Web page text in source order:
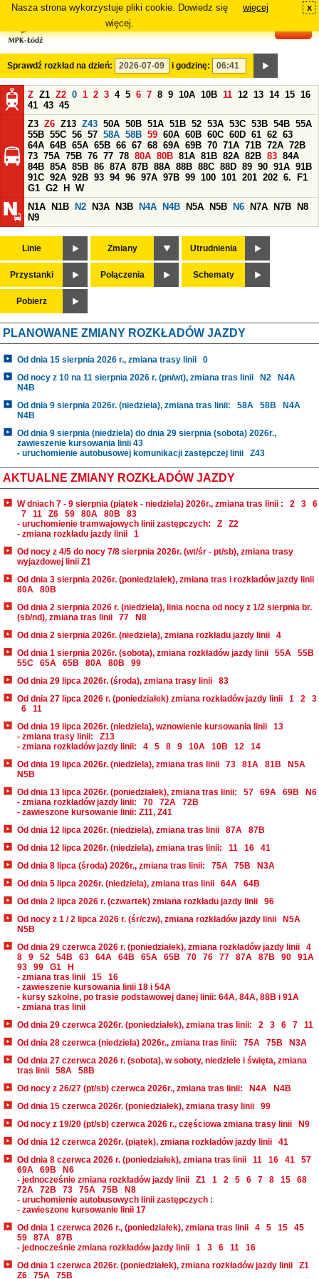
Nasza strona wykorzystuje pliki cookie. Dowiedz się
więcej.
więcej x
Sprawdź rozkład na dzień: i godzinę:
Z Z1 Z2 0 1 2 3 4 5 6 7 8 9 10A 10B 11 12 13 14 15 16
41 43 45
Z3 Z6 Z13 Z43 50A 50B 51A 51B 52 53A 53C 53B 54B 55A
55B 55C 56 57 58A 58B 59 60A 60B 60C 60D 61 62 63
64A 64B 65A 65B 66 67 68 69A 69B 70 71A 71B 72A 72B
73 75A 75B 76 77 78 80A 80B 81A 81B 82A 82B 83 84A
84B 85A 85B 86 87A 87B 88A 88B 88C 88D 89 90 91A 91B
91C 92A 92B 93 94 96 97A 97B 99 100 101 201 202 6.
F1
G1 G2 H
W
N1A
N1B N2 N3A N3B N4A N4B N5A N5B N6 N7A N7B
N8
N9
Linie Zmiany Utrudnienia
Przystanki Połączenia Schematy
Pobierz
PLANOWANE ZMIANY ROZKŁADÓW JAZDY
Od dnia 15 sierpnia 2026 r., zmiana trasy linii
0
Od nocy z 10 na 11 sierpnia 2026 r. (pn/wt), zmiana tras linii
N2
N4A
N4B
Od dnia 9 sierpnia 2026r. (niedziela), zmiana tras linii:
58A 58B
N4A
N4B
Od dnia 9 sierpnia (niedziela) do dnia 29 sierpnia (sobota) 2026r.,
zawieszenie kursowania linii 43
- uruchomienie autobusowej komunikacji zastępczej linii
Z43
AKTUALNE ZMIANY ROZKŁADÓW JAZDY
W dniach 7 - 9 sierpnia (piątek - niedziela) 2026r., zmiana tras linii : 2 3
6
7
11 Z6 59 80A 80B
83
- uruchomienie tramwajowych linii zastępczych:
Z
Z2
- zmiana rozkładu jazdy linii
1
Od nocy z 4/5 do nocy 7/8 sierpnia 2026r. (wt/śr - pt/sb), zmiana trasy
wyjazdowej linii Z1
Od dnia 3 sierpnia 2026r. (poniedziałek), zmiana tras i rozkładów jazdy linii
80A
80B
Od dnia 2 sierpnia 2026 r. (niedziela), linia nocna od nocy z 1/2 sierpnia br.
(sb/nd), zmiana tras linii
77
N8
Od dnia 2 sierpnia 2026r. (niedziela), zmiana rozkładu jazdy linii
4
Od dnia 1 sierpnia 2026r. (sobota), zmiana rozkładów jazdy linii
55A
55B
55C
65A 65B 80A 80B
99
Od dnia 29 lipca 2026r. (środa), zmiana trasy linii
83
Od dnia 27 lipca 2026 r. (poniedziałek) zmiana rozkładów jazdy linii
1 2
3
6
11
Od dnia 19 lipca 2026r. (niedziela), wznowienie kursowania linii
13
- zmiana trasy linii:
Z13
- zmiana rozkładów jazdy linii:
4 5 8 9 10A 10B 12
14
Od dnia 19 lipca 2026r. (niedziela), zmiana tras linii
73 81A 81B
N5A
N5B
Od dnia 13 lipca 2026r. (poniedziałek), zmiana tras linii:
57 69A 69B
N6
- zmiana rozkładów jazdy linii:
70 72A
72B
- zawieszone kursowanie linii: Z11, Z41
Od dnia 12 lipca 2026r. (niedziela), zmiana tras linii
87A
87B
Od dnia 12 lipca 2026r. (niedziela), zmiana tras linii:
11 16
41
Od dnia 8 lipca (środa) 2026r., zmiana tras linii:
75A 75B
N3A
Od dnia 5 lipca 2026r. (niedziela), zmiana tras linii
64A
64B
Od dnia 2 lipca 2026 r. (czwartek) zmiana rozkładu jazdy linii
96
Od nocy z 1 / 2 lipca 2026 r. (śr/czw), zmiana rozkładów jazdy linii
N5A
N5B
Od dnia 29 czerwca 2026 r. (poniedziałek), zmiana rozkładów jazdy linii
4
8
9 52 54B 63 64A 64B 65A 65B 70 76 77 87A 87B 90
91A
93
99 G1
H
- zmiana tras linii
15
16
- zawieszenie kursowania linii 18 i 54A
- kursy szkolne, po trasie podstawowej danej linii: 64A, 84A, 88B i 91A
- zmiana tras linii
Od dnia 29 czerwca 2026r. (poniedziałek), zmiana tras linii:
2 3 6 7
11
Od dnia 28 czerwca (niedziela) 2026r., zmiana tras linii:
75A 75B
N3A
Od dnia 27 czerwca 2026 r. (sobota), w soboty, niedziele i święta, zmiana
tras linii
58A
58B
Od nocy z 26/27 (pt/sb) czerwca 2026r., zmiana tras linii:
N4A
N4B
Od dnia 15 czerwca 2026r. (poniedziałek), zmiana trasy linii
99
Od nocy z 19/20 (pt/sb) czerwca 2026 r., częściowa zmiana trasy linii
N9
Od dnia 12 czerwca 2026r. (piątek), zmiana rozkładów jazdy linii
41
Od dnia 8 czerwca 2026 r. (poniedziałek), zmiana tras linii
11 16 41
57
69A
69B
N6
- jednocześnie zmiana rozkładów jazdy linii
Z1 1 2 5 6 7 8 15
68
72A
72B 73 75A 75B
N8
- uruchomienie autobusowych linii zastępczych :
- zawieszone kursowanie linii 17
Od dnia 1 czerwca 2026 r., (poniedziałek), zmiana tras linii
4 5 15
45
59
87A
87B
- jednocześnie zmiana rozkładów jazdy linii
1 3 6 11
16
Od dnia 1 czerwca 2026r. (poniedziałek), zmiana rozkładów jazdy linii
Z1
Z6
75A 75B